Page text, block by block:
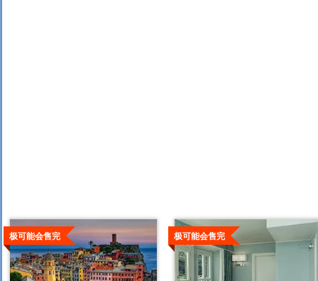
极可能会售完
查
看
详
情
极可能会售完
查
看
详
情